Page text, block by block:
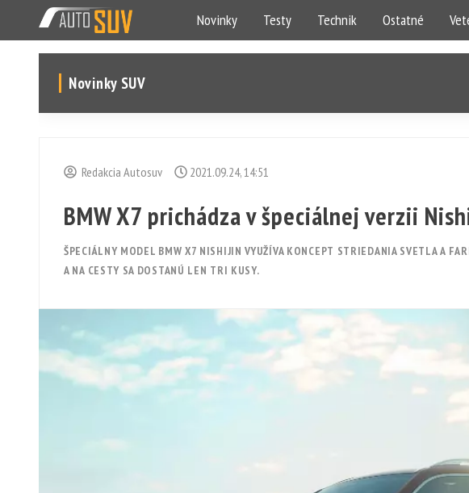
Novinky Testy Technik Ostatné
Novinky SUV
Redakcia Autosuv 2021.09.24, 14:51
BMW X7 prichádza v špeciálnej verzii
ŠPECIÁLNY MODEL BMW X7 NISHIJIN VYUŽÍVA KONCEPT STRIEDANIA SVETLA A
A NA CESTY SA DOSTANÚ LEN TRI KUSY.